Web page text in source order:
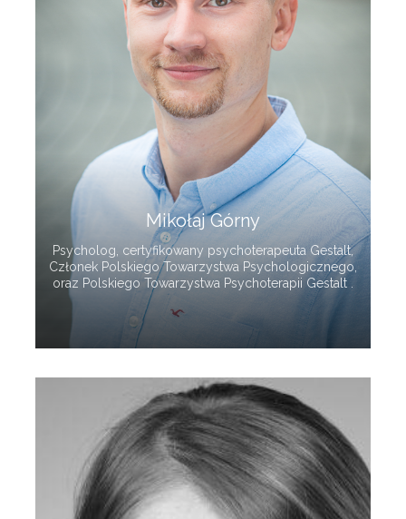
Mikołaj Górny
Psycholog, certyfikowany psychoterapeuta Gestalt,
Członek Polskiego Towarzystwa Psychologicznego,
oraz Polskiego Towarzystwa Psychoterapii Gestalt .